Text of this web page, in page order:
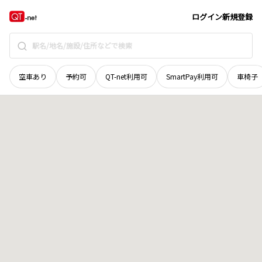
ログイン新規登録
空車あり 予約可 QT-net利用可 SmartPay利用可 車椅子
宮城県